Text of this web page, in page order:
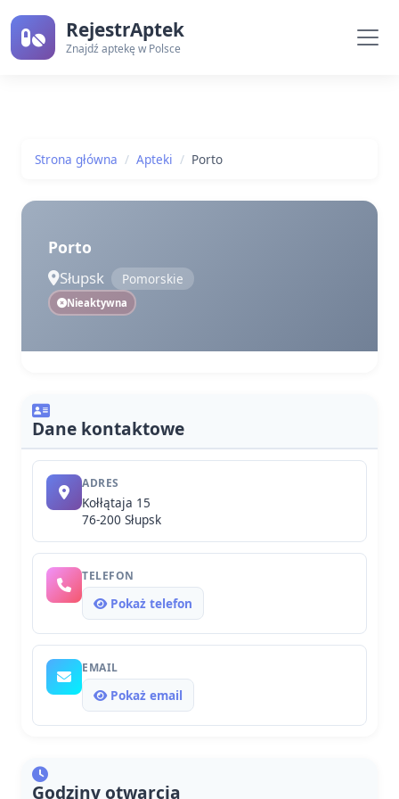
RejestrAptek
Znajdź aptekę w Polsce
Strona główna Apteki Porto
Porto
Słupsk Pomorskie
Nieaktywna
Dane kontaktowe
ADRES
Kołłątaja 15
76-200 Słupsk
TELEFON
Pokaż telefon
EMAIL
Pokaż email
Godziny otwarcia